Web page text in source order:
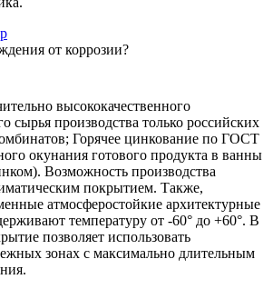
от коррозии?
высококачественного
сырья производства только российских
Горячее цинкование по ГОСТ
окунания готового продукта в ванны
Возможность производства
покрытием. Также,
атмосферостойкие архитектурные
температуру от -60° до +60°. В
позволяет использовать
зонах с максимально длительным